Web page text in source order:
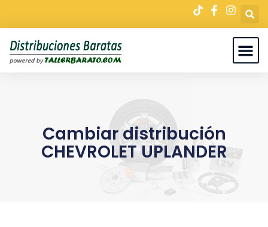
Cambiar distribución
CHEVROLET UPLANDER